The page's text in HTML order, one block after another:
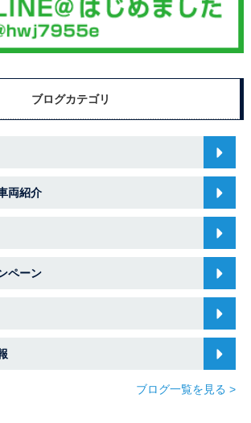
ブログカテゴリ
両紹介
ペーン
ブログ一覧を見る >